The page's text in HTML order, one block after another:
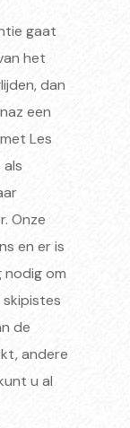
gaat
het
dan
een
Les
Onze
en er is
nodig om
skipistes
de
andere
u al